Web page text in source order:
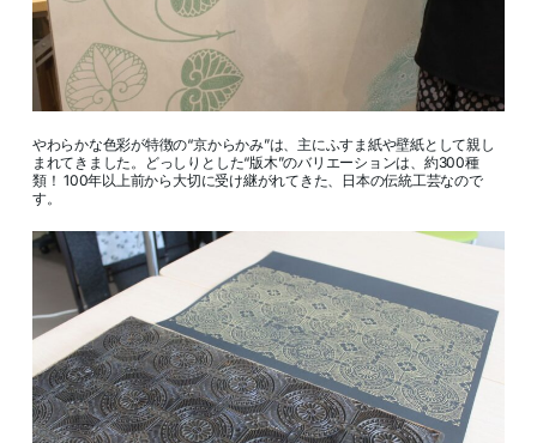
やわらかな色彩が特徴の“京からかみ”は、主にふすま紙や壁紙として親し
まれてきました。どっしりとした“版木”のバリエーションは、約300種
類！ 100年以上前から大切に受け継がれてきた、日本の伝統工芸なので
す。